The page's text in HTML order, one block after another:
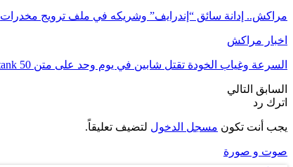
مراكش.. إدانة سائق “إندرايف” وشريكه في ملف ترويج مخدرات
اخبار مراكش
السرعة وغياب الخودة تقتل شابين في يوم وحد على متن tank 50
السابق التالي
اترك رد
يجب أنت تكون مسجل الدخول لتضيف تعليقاً.
صوت و صورة